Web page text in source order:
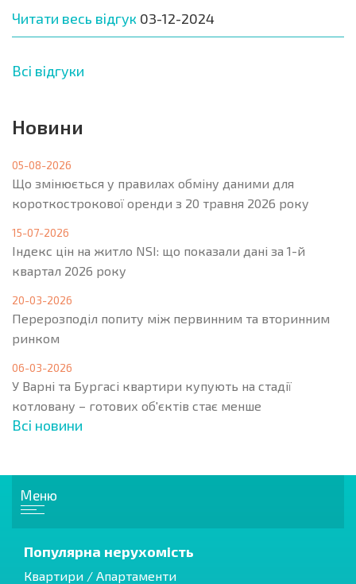
Читати весь відгук 03-12-2024
Всі відгуки
Новини
05-08-2026
Що змінюється у правилах обміну даними для
короткострокової оренди з 20 травня 2026 року
15-07-2026
Індекс цін на житло NSI: що показали дані за 1-й
квартал 2026 року
20-03-2026
Перерозподіл попиту між первинним та вторинним
ринком
06-03-2026
У Варні та Бургасі квартири купують на стадії
котловану – готових об'єктів стає менше
Всі новини
Меню
Популярна нерухомість
Квартири / Апартаменти